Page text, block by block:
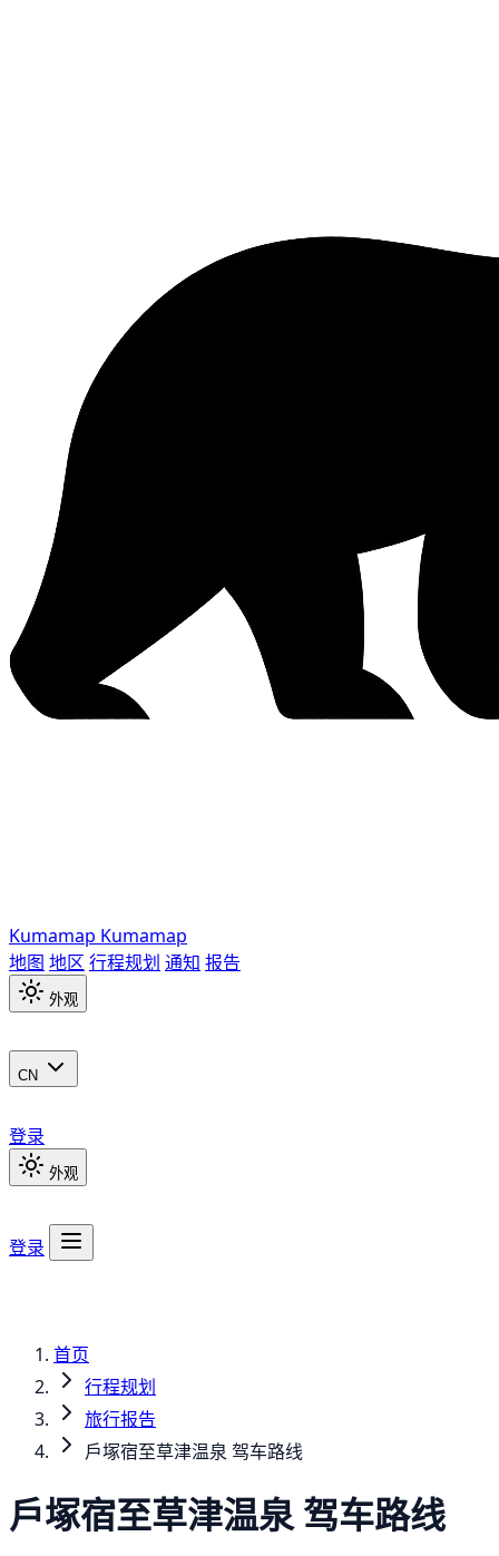
Kumamap Kumamap
地图 地区 行程规划 通知 报告
外观
CN
登录
外观
登录
首页
行程规划
旅行报告
戶塚宿至草津温泉 驾车路线
戶塚宿至草津温泉 驾车路线